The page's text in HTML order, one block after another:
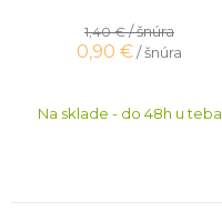
1,40 €/ šnúra
0,90 €/ šnúra
Na sklade - do 48h u teba